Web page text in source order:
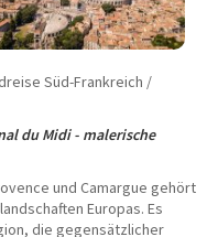
Süd-Frankreich /
du Midi - malerische
und Camargue gehört
Europas. Es
die gegensätzlicher